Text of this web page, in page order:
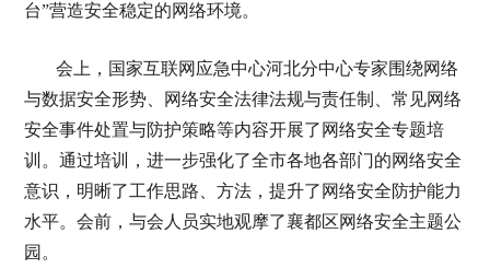
台”营造安全稳定的网络环境。
会上，国家互联网应急中心河北分中心专家围绕网络
与数据安全形势、网络安全法律法规与责任制、常见网络
安全事件处置与防护策略等内容开展了网络安全专题培
训。通过培训，进一步强化了全市各地各部门的网络安全
意识，明晰了工作思路、方法，提升了网络安全防护能力
水平。会前，与会人员实地观摩了襄都区网络安全主题公
园。